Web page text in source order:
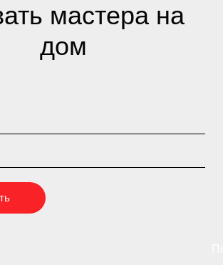
мастера на
дом